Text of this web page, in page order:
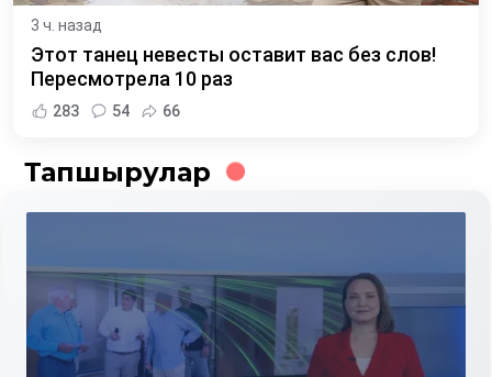
3 ч. назад
Этот танец невесты оставит вас без слов!
Пересмотрела 10 раз
283 54 66
Тапшырулар